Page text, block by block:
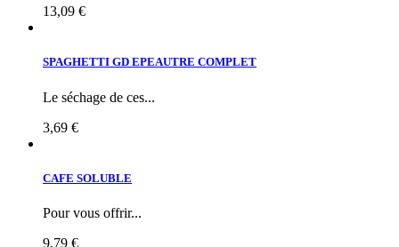
13,09 €
SPAGHETTI GD EPEAUTRE COMPLET
Le séchage de ces...
3,69 €
CAFE SOLUBLE
Pour vous offrir...
9,79 €